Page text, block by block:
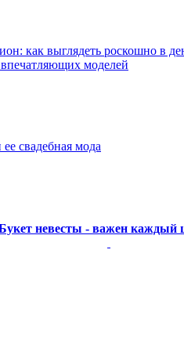
как выглядеть роскошно в
моделей
свадебная мода
невесты - важен каждый